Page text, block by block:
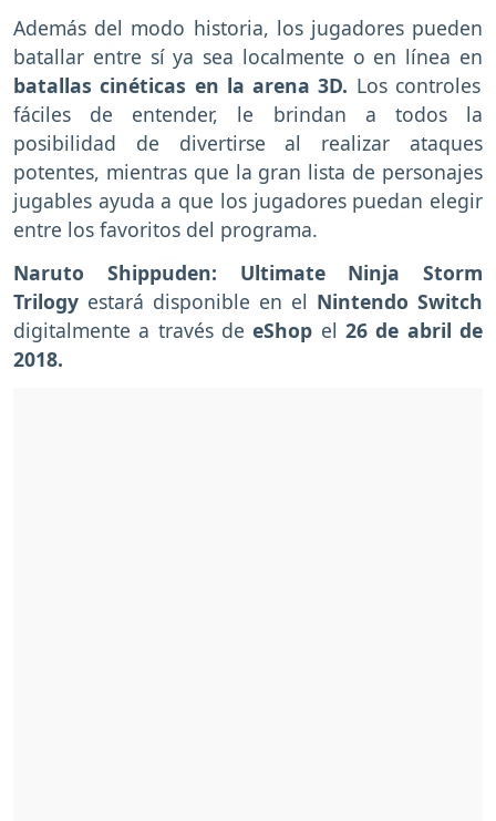
Además del modo historia, los jugadores pueden
batallar entre sí ya sea localmente o en línea en
batallas cinéticas en la arena 3D. Los controles
fáciles de entender, le brindan a todos la
posibilidad de divertirse al realizar ataques
potentes, mientras que la gran lista de personajes
jugables ayuda a que los jugadores puedan elegir
entre los favoritos del programa.
Naruto Shippuden: Ultimate Ninja Storm
Trilogy estará disponible en el Nintendo Switch
digitalmente a través deeShop el 26 de abril de
2018.